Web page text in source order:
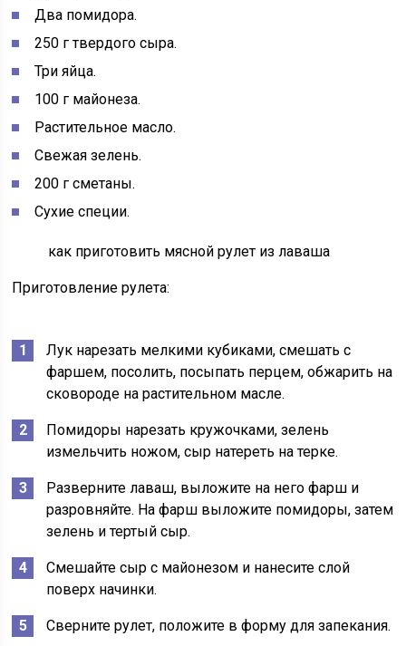
Два помидора.
250 г твердого сыра.
Три яйца.
100 г майонеза.
Растительное масло.
Свежая зелень.
200 г сметаны.
Сухие специи.
как приготовить мясной рулет из лаваша
Приготовление рулета:
Лук нарезать мелкими кубиками, смешать с
фаршем, посолить, посыпать перцем, обжарить на
сковороде на растительном масле.
Помидоры нарезать кружочками, зелень
измельчить ножом, сыр натереть на терке.
Разверните лаваш, выложите на него фарш и
разровняйте. На фарш выложите помидоры, затем
зелень и тертый сыр.
Смешайте сыр с майонезом и нанесите слой
поверх начинки.
Сверните рулет, положите в форму для запекания.